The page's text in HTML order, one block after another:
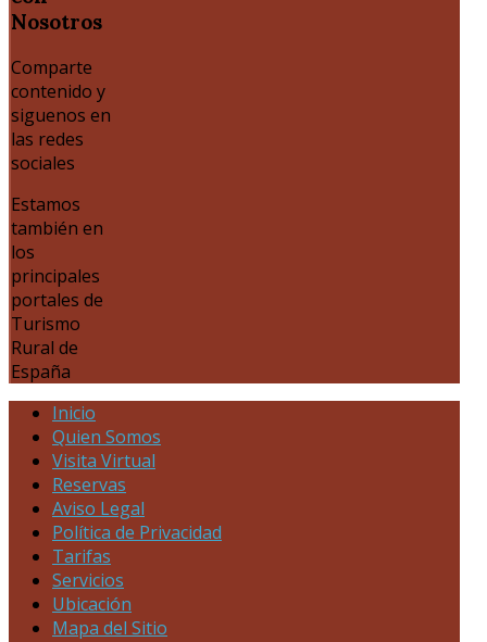
Nosotros
Comparte
contenido y
siguenos en
las redes
sociales
Estamos
también en
los
principales
portales de
Turismo
Rural de
España
Inicio
Quien Somos
Visita Virtual
Reservas
Aviso Legal
Política de Privacidad
Tarifas
Servicios
Ubicación
Mapa del Sitio